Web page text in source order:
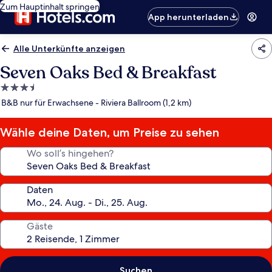
Zum Hauptinhalt springen
App herunterladen
Alle Unterkünfte anzeigen
Seven Oaks Bed & Breakfast
3.5-
Sterne-
B&B nur für Erwachsene - Riviera Ballroom (1,2 km)
Wähle deine Daten, um Preise zu sehen
Wo soll’s hingehen?
Daten
Gäste